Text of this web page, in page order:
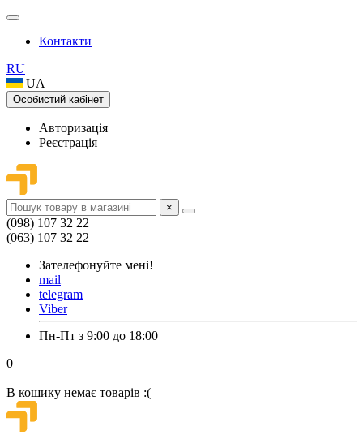
Контакти
RU
UA
Особистий кабінет
Авторизація
Реєстрація
×
(098) 107 32 22
(063) 107 32 22
Зателефонуйте мені!
mail
telegram
Viber
Пн-Пт з 9:00 до 18:00
0
В кошику немає товарів :(